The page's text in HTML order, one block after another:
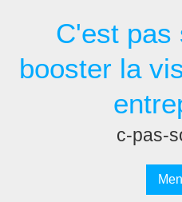
C'est pas
booster la
c-pas-